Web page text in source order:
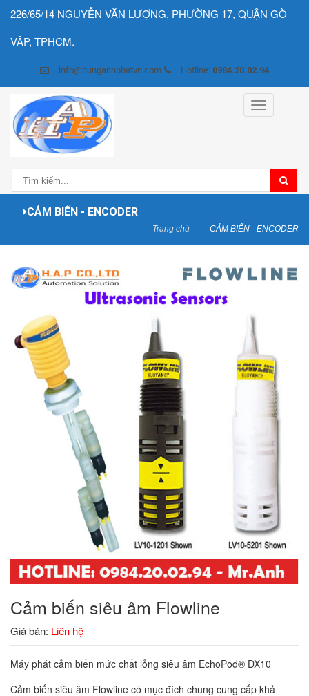
226/65/14 NGUYỄN VĂN LƯỢNG, PHƯỜNG 17, QUẬN GÒ
VÂP, TPHCM.
info@hunganhphatvn.com Hotline: 0984.20.02.94
Toggle
navigation
CẢM BIẾN - ENCODER
Trang chủ CẢM BIẾN - ENCODER
Cảm biến siêu âm Flowline
Giá bán: Liên hệ
Máy phát cảm biến mức chất lỏng siêu âm EchoPod® DX10
Cảm biến siêu âm Flowline có mục đích chung cung cấp khả